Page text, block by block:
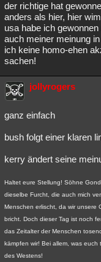
der richtige hat
anders als hier, hier
usa habe ich
auch meiner meinung
ich keine homo-ehen
sachen!
jollyrogers
ganz einfach
bush folgt einer klaren
kerry ändert seine
Haltet eure Stellung! Söhne
dieselbe Furcht, die auch mich
Menschen erlischt, da wir unsere
bricht. Doch dieser Tag ist noch
das Zeitalter der Menschen
kämpfen wir! Bei allem, was
des Westens!